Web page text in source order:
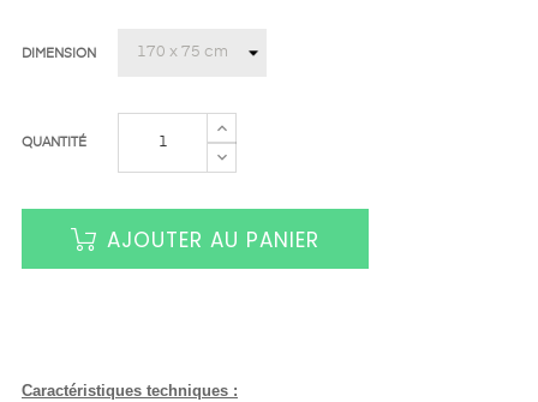
DIMENSION
QUANTITÉ
AJOUTER AU PANIER
Caractéristiques techniques :